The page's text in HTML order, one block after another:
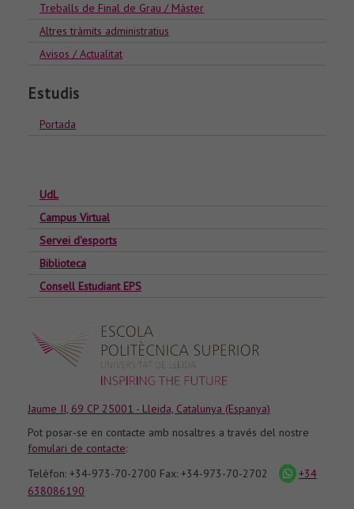
Treballs de Final de Grau / Màster
Altres tràmits administratius
Avisos / Actualitat
Estudis
Portada
UdL
Campus Virtual
Servei d'esports
Biblioteca
Consell Estudiant EPS
Jaume II, 69 CP 25001 - Lleida, Catalunya (Espanya)
Pot posar-se en contacte amb nosaltres a través del nostre
fomulari de contacte:
Telèfon: +34-973-70-2700 Fax: +34-973-70-2702
icona
whatsapp
+34
638086190